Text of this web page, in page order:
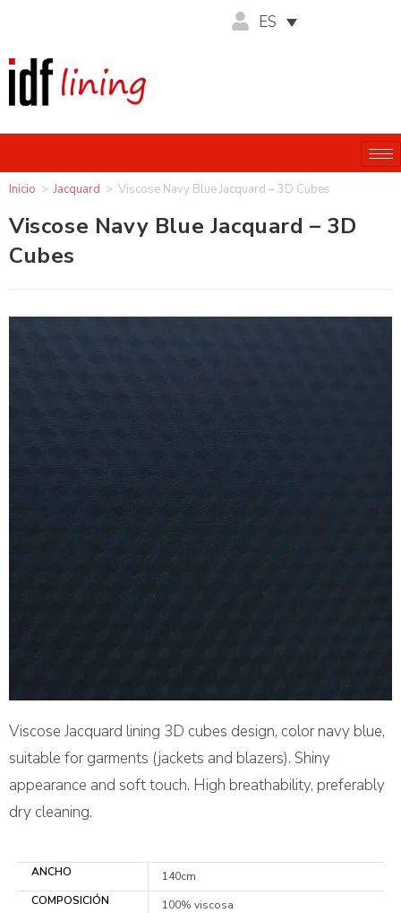
ES
Inicio > Jacquard > Viscose Navy Blue Jacquard – 3D Cubes
Viscose Navy Blue Jacquard – 3D
Cubes
Viscose Jacquard lining 3D cubes design, color navy blue,
suitable for garments (jackets and blazers). Shiny
appearance and soft touch. High breathability, preferably
dry cleaning.
ANCHO
140cm
COMPOSICIÓN
100% viscosa